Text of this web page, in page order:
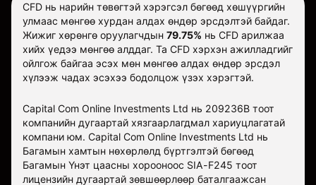
CFD нь нарийн төвөгтэй хэрэгсэл бөгөөд хөшүүргийн
улмаас мөнгөө хурдан алдах өндөр эрсдэлтэй байдаг.
Жижиг хөрөнгө оруулагчдын 79.75% нь CFD арилжаа
хийх үедээ мөнгөө алддаг. Та CFD хэрхэн ажилладгийг
ойлгож байгаа эсэх мөн мөнгөө алдах өндөр эрсдэл
хүлээж чадах эсэхээ бодолцож үзэх хэрэгтэй.
Capital Com Online Investments Ltd нь 209236B тоот
компанийн дугаартай хязгаарлагдмал хариуцлагатай
компани юм. Capital Com Online Investments Ltd нь
Багамын хамтын нөхөрлөлд бүртгэлтэй бөгөөд
Багамын Үнэт цаасны хорооноос SIA-F245 тоот
лицензийн дугаартай зөвшөөрлөөр баталгаажсан